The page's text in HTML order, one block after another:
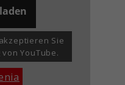
Sie
YouTube.